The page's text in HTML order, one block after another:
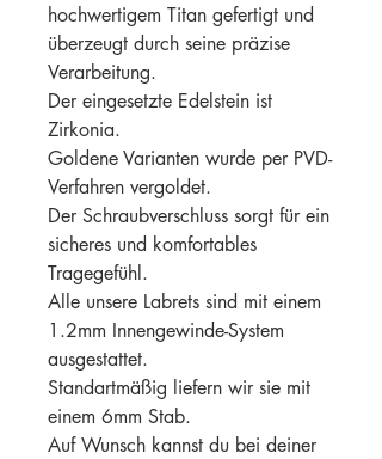
hochwertigem Titan gefertigt und
überzeugt durch seine präzise
Verarbeitung.
Der eingesetzte Edelstein ist
Zirkonia.
Goldene Varianten wurde per PVD-
Verfahren vergoldet.
Der Schraubverschluss sorgt für ein
sicheres und komfortables
Tragegefühl.
Alle unsere Labrets sind mit einem
1.2mm Innengewinde-System
ausgestattet.
Standartmäßig liefern wir sie mit
einem 6mm Stab.
Auf Wunsch kannst du bei deiner